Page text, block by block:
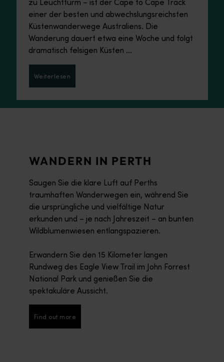
hin zu familienfreundlichen Caravanparks.
zu Leuchtturm – ist der Cape to Cape Track
einer der besten und abwechslungsreichsten
Küstenwanderwege Australiens. Die
Wanderung dauert etwa eine Woche und folgt
dramatisch felsigen Küsten ...
Weiterlesen
Weiterlesen
WANDERN IN PERTH
Saugen Sie die klare Luft auf Perths
traumhaften Wanderwegen ein, während Sie
die ursprüngliche und vielfältige Natur
erkunden und – je nach Jahreszeit – an bunten
Wildblumenwiesen entlangspazieren.
Erwandern Sie den 15 Kilometer langen
Rundweg des Eagle View Trail im John Forrest
National Park und genießen Sie die
spektakuläre Aussicht.
Find out more
Find out more